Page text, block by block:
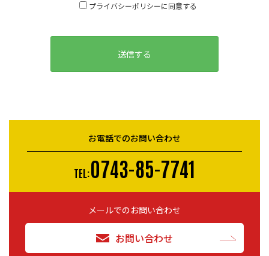
プライバシーポリシーに同意する
お電話でのお問い合わせ
TEL:0743-85-7741
メールでのお問い合わせ
お問い合わせ